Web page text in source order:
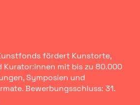
fördert Kunstorte,
Kurator:innen mit bis zu 80.000
Symposien und
Bewerbungsschluss: 31.